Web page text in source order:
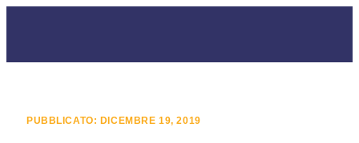
PUBBLICATO: DICEMBRE 19, 2019